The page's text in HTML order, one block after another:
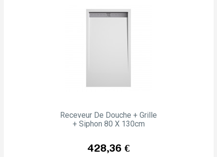
Receveur De Douche + Grille
+ Siphon 80 X 130cm
Prix
428,36 €